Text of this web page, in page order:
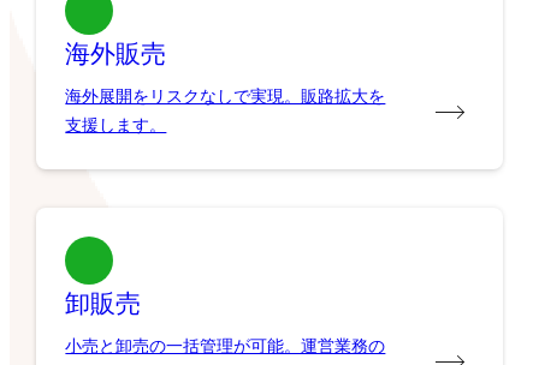
海外販売
海外展開をリスクなしで実現。販路拡大を
支援します。
卸販売
小売と卸売の一括管理が可能。運営業務の